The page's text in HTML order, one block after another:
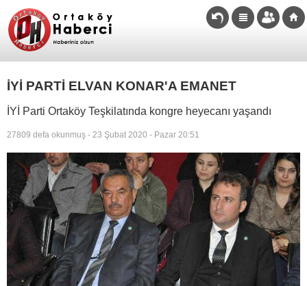
İYİ PARTİ ELVAN KONAR'A EMANET
İYİ Parti Ortaköy Teşkilatında kongre heyecanı yaşandı
27809 defa okunmuş - 23 Şubat 2020 - Pazar 20:51